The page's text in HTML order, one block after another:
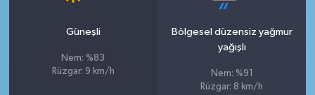
Güneşli
Nem: %83
Rüzgar: 9 km/h
Bölgesel düzensiz yağmur
yağışlı
Nem: %91
Rüzgar: 8 km/h